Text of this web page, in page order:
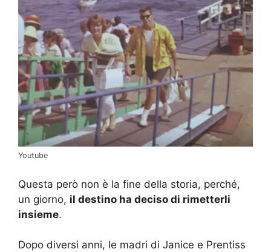
Youtube
Questa però non è la fine della storia, perché,
un giorno, il destino ha deciso di rimetterli
insieme.
Dopo diversi anni, le madri di Janice e Prentiss